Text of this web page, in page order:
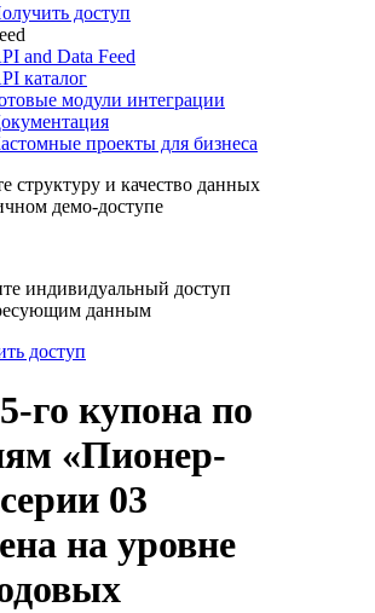
доступ
and Data Feed
каталог
модули интеграции
проекты для бизнеса
структуру и качество данных
демо-доступе
индивидуальный доступ
данным
доступ
го купона по
«Пионер-
03
на уровне